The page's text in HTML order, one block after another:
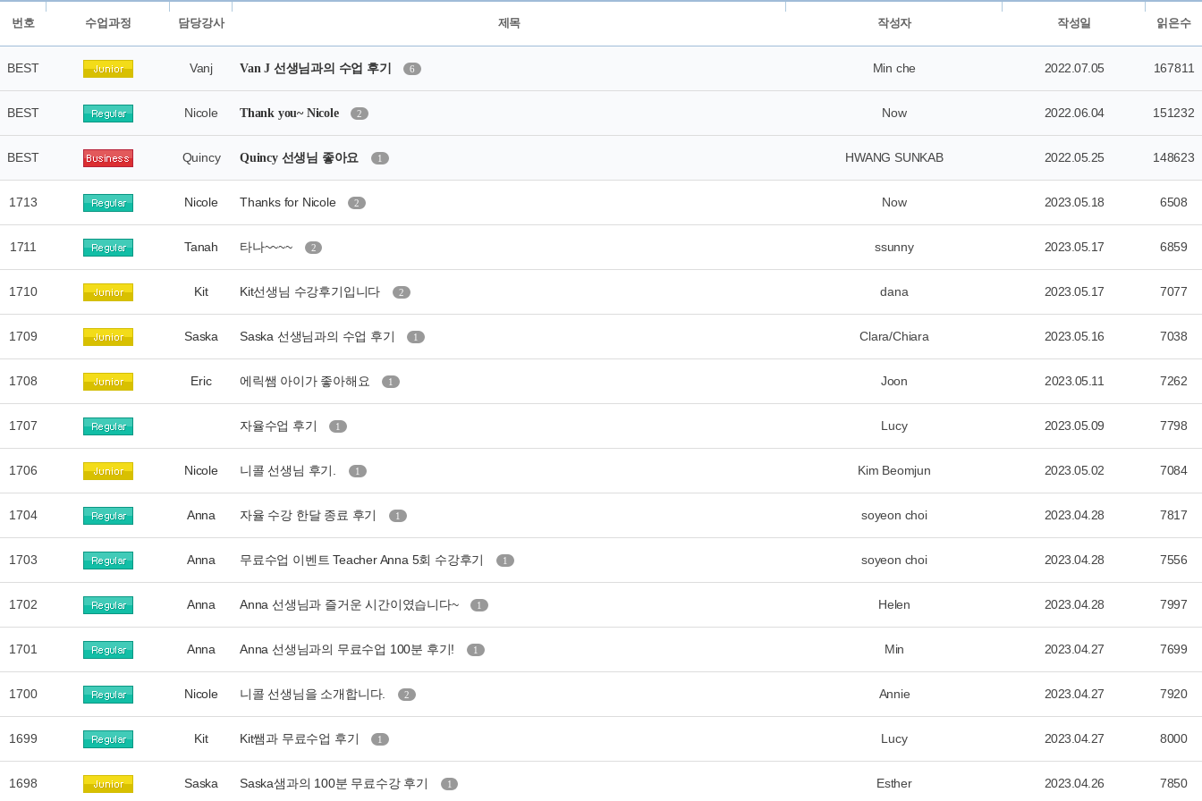
번호 수업과정 담당강사 제목 작성자 작성일 읽은수
BEST Vanj Van J 선생님과의 수업 후기 6 Min che 2022.07.05 167811
BEST Nicole Thank you~ Nicole 2 Now 2022.06.04 151232
BEST Quincy Quincy 선생님 좋아요 1 HWANG SUNKAB 2022.05.25 148623
1713 Nicole Thanks for Nicole 2 Now 2023.05.18 6508
1711 Tanah 타나~~~~ 2 ssunny 2023.05.17 6859
1710 Kit Kit선생님 수강후기입니다 2 dana 2023.05.17 7077
1709 Saska Saska 선생님과의 수업 후기 1 Clara/Chiara 2023.05.16 7038
1708 Eric 에릭쌤 아이가 좋아해요 1 Joon 2023.05.11 7262
1707 자율수업 후기 1 Lucy 2023.05.09 7798
1706 Nicole 니콜 선생님 후기. 1 Kim Beomjun 2023.05.02 7084
1704 Anna 자율 수강 한달 종료 후기 1 soyeon choi 2023.04.28 7817
1703 Anna 무료수업 이벤트 Teacher Anna 5회 수강후기 1 soyeon choi 2023.04.28 7556
1702 Anna Anna 선생님과 즐거운 시간이였습니다~ 1 Helen 2023.04.28 7997
1701 Anna Anna 선생님과의 무료수업 100분 후기! 1 Min 2023.04.27 7699
1700 Nicole 니콜 선생님을 소개합니다. 2 Annie 2023.04.27 7920
1699 Kit Kit쌤과 무료수업 후기 1 Lucy 2023.04.27 8000
1698 Saska Saska샘과의 100분 무료수강 후기 1 Esther 2023.04.26 7850